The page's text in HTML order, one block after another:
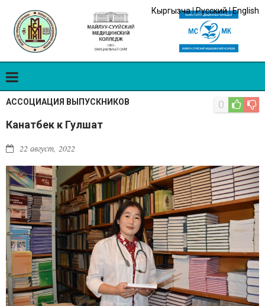
Кыргызча|Русский|English
АССОЦИАЦИЯ ВЫПУСКНИКОВ
Канатбек к Гулшат
22 август, 2022
0